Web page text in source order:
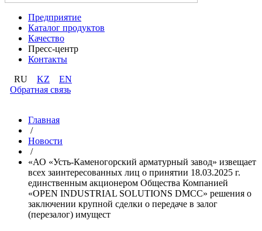
Предприятие
Каталог продуктов
Качество
Пресс-центр
Контакты
RU KZ
EN
Обратная связь
Главная
/
Новости
/
«АО «Усть-Каменогорский арматурный завод» извещает
всех заинтересованных лиц о принятии 18.03.2025 г.
единственным акционером Общества Компанией
«OPEN INDUSTRIAL SOLUTIONS DMCC» решения о
заключении крупной сделки о передаче в залог
(перезалог) имущест